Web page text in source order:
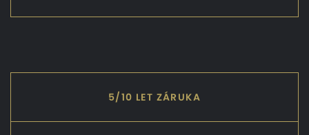
5/10 LET ZÁRUKA